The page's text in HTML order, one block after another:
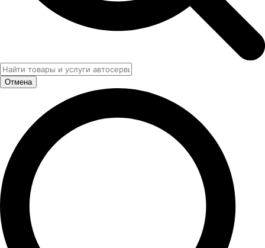
Отмена